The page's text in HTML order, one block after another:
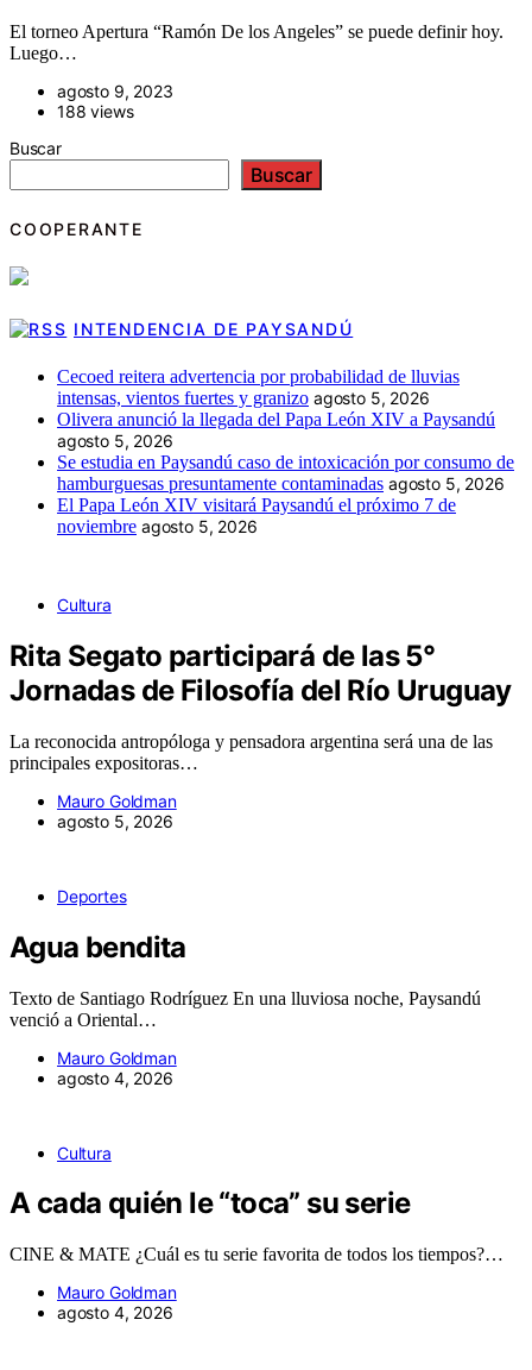
El torneo Apertura “Ramón De los Angeles” se puede definir hoy.
Luego…
agosto 9, 2023
188 views
Buscar
Buscar
COOPERANTE
INTENDENCIA DE PAYSANDÚ
Cecoed reitera advertencia por probabilidad de lluvias
intensas, vientos fuertes y granizo agosto 5, 2026
Olivera anunció la llegada del Papa León XIV a Paysandú
agosto 5, 2026
Se estudia en Paysandú caso de intoxicación por consumo de
hamburguesas presuntamente contaminadas agosto 5, 2026
El Papa León XIV visitará Paysandú el próximo 7 de
noviembre agosto 5, 2026
Cultura
Rita Segato participará de las 5°
Jornadas de Filosofía del Río Uruguay
La reconocida antropóloga y pensadora argentina será una de las
principales expositoras…
Mauro Goldman
agosto 5, 2026
Deportes
Agua bendita
Texto de Santiago Rodríguez En una lluviosa noche, Paysandú
venció a Oriental…
Mauro Goldman
agosto 4, 2026
Cultura
A cada quién le “toca” su serie
CINE & MATE ¿Cuál es tu serie favorita de todos los tiempos?…
Mauro Goldman
agosto 4, 2026